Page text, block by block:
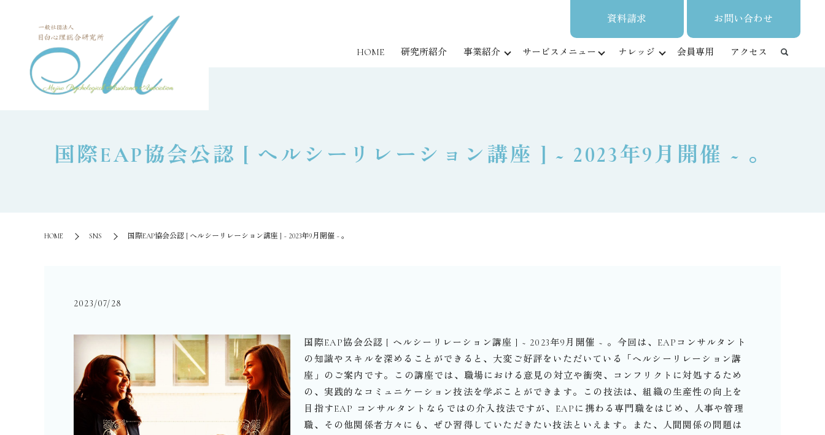
資料請求 お問い合わせ
HOME 研究所紹介 事業紹介 サービスメニュー ナレッジ 会員専用 アクセス
国際EAP協会公認 [ ヘルシーリレーション講座 ] ~ 2023年9月開催 ~ 。
HOME SNS 国際EAP協会公認 [ ヘルシーリレーション講座 ] ~ 2023年9月開催 ~ 。
2023/07/28
国際EAP協会公認 [ ヘルシーリレーション講座 ] ~ 2023年9月開催 ~ 。⁡今回は、EAPコンサルタント
の知識やスキルを深めることができると、大変ご好評をいただいている「ヘルシーリレーション講
座」のご案内です。⁡この講座では、職場における意見の対立や衝突、コンフリクトに対処するため
の、実践的なコミュニケーション技法を学ぶことができます。⁡この技法は、組織の生産性の向上を
目指すEAP コンサルタントならではの介入技法ですが、EAPに携わる専門職をはじめ、人事や管理
職、その他関係者方々にも、ぜひ習得していただきたい技法といえます。⁡また、人間関係の問題は